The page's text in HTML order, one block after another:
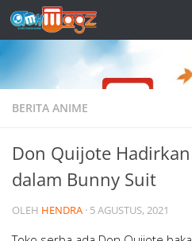
Skip to content
BERITA ANIME
Don Quijote
dalam Bunny Suit
OLEH HENDRA · 5 AGUSTUS, 2021